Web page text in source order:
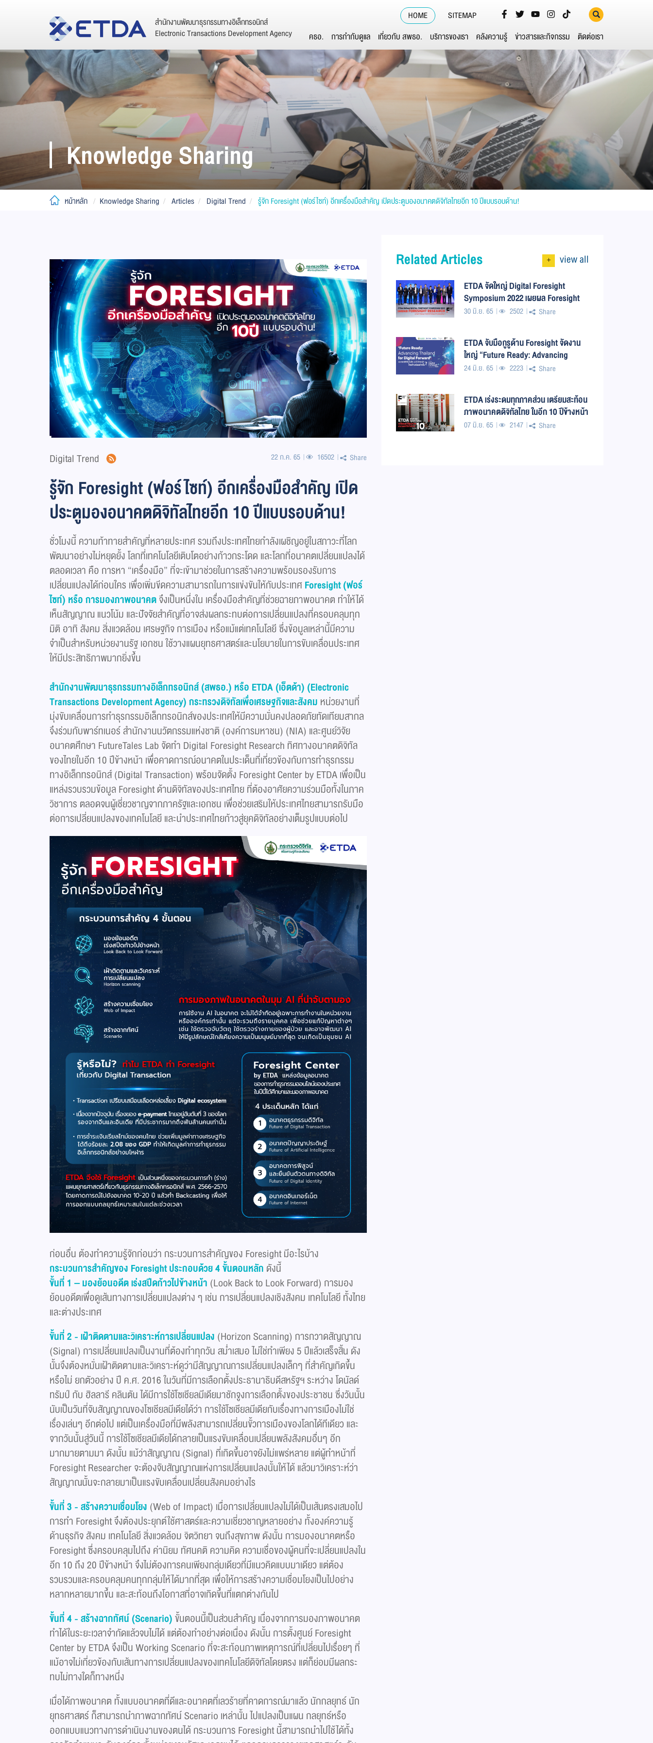
HOME SITEMAP
สำนักงานพัฒนาธุรกรรมทางอิเล็กทรอนิกส์
Electronic Transactions Development Agency
คธอ. การกำกับดูแล เกี่ยวกับ สพธอ. บริการของเรา คลังความรู้ ข่าวสารและกิจกรรม ติดต่อเรา
Knowledge Sharing
หน้าหลัก Knowledge Sharing Articles Digital Trend รู้จัก Foresight (ฟอร์ไซท์) อีกเครื่องมือสำคัญ เปิดประตูมองอนาคตดิจิทัลไทยอีก 10 ปีแบบรอบด้าน!
Digital Trend 22 ก.ค. 65 16502 Share
รู้จัก Foresight (ฟอร์ไซท์) อีกเครื่องมือสำคัญ เปิด
ประตูมองอนาคตดิจิทัลไทยอีก 10 ปีแบบรอบด้าน!
ชั่วโมงนี้ ความท้าทายสำคัญที่หลายประเทศ รวมถึงประเทศไทยกำลังเผชิญอยู่ในสภาวะที่โลก
พัฒนาอย่างไม่หยุดยั้ง โลกที่เทคโนโลยีเติบโตอย่างก้าวกระโดด และโลกที่อนาคตเปลี่ยนแปลงได้
ตลอดเวลา คือ การหา “เครื่องมือ” ที่จะเข้ามาช่วยในการสร้างความพร้อมรองรับการ
เปลี่ยนแปลงได้ก่อนใคร เพื่อเพิ่มขีดความสามารถในการแข่งขันให้กับประเทศForesight (ฟอร์
ไซท์) หรือ การมองภาพอนาคตจึงเป็นหนึ่งใน เครื่องมือสำคัญที่ช่วยฉายภาพอนาคต ทำให้ได้
เห็นสัญญาณ แนวโน้ม และปัจจัยสำคัญที่อาจส่งผลกระทบต่อการเปลี่ยนแปลงที่ครอบคลุมทุก
มิติ อาทิ สังคม สิ่งแวดล้อม เศรษฐกิจ การเมือง หรือแม้แต่เทคโนโลยี ซึ่งข้อมูลเหล่านี้มีความ
จำเป็นสำหรับหน่วยงานรัฐ เอกชน ใช้วางแผนยุทธศาสตร์และนโยบายในการขับเคลื่อนประเทศ
ให้มีประสิทธิภาพมากยิ่งขึ้น
สำนักงานพัฒนาธุรกรรมทางอิเล็กทรอนิกส์ (สพธอ.) หรือ ETDA (เอ็ตด้า) (Electronic
Transactions Development Agency) กระทรวงดิจิทัลเพื่อเศรษฐกิจและสังคม หน่วยงานที่
มุ่งขับเคลื่อนการทำธุรกรรมอิเล็กทรอนิกส์ของประเทศให้มีความมั่นคงปลอดภัยทัดเทียมสากล
จึงร่วมกับพาร์ทเนอร์ สำนักงานนวัตกรรมแห่งชาติ (องค์การมหาชน) (NIA) และศูนย์วิจัย
อนาคตศึกษา FutureTales Lab จัดทำ Digital Foresight Research ทิศทางอนาคตดิจิทัล
ของไทยในอีก 10 ปีข้างหน้า เพื่อคาดการณ์อนาคตในประเด็นที่เกี่ยวข้องกับการทำธุรกรรม
ทางอิเล็กทรอนิกส์ (Digital Transaction) พร้อมจัดตั้ง Foresight Center by ETDA เพื่อเป็น
แหล่งรวบรวมข้อมูล Foresight ด้านดิจิทัลของประเทศไทย ที่ต้องอาศัยความร่วมมือทั้งในภาค
วิชาการ ตลอดจนผู้เชี่ยวชาญจากภาครัฐและเอกชน เพื่อช่วยเสริมให้ประเทศไทยสามารถรับมือ
ต่อการเปลี่ยนแปลงของเทคโนโลยี และนำประเทศไทยก้าวสู่ยุคดิจิทัลอย่างเต็มรูปแบบต่อไป
ก่อนอื่น ต้องทำความรู้จักก่อนว่า กระบวนการสำคัญของ Foresight มีอะไรบ้าง
กระบวนการสำคัญของ Foresight ประกอบด้วย 4 ขั้นตอนหลัก ดังนี้
ขั้นที่ 1 – มองย้อนอดีต เร่งสปีดก้าวไปข้างหน้า (Look Back to Look Forward) การมอง
ย้อนอดีตเพื่อดูเส้นทางการเปลี่ยนแปลงต่าง ๆ เช่น การเปลี่ยนแปลงเชิงสังคม เทคโนโลยี ทั้งไทย
และต่างประเทศ
ขั้นที่ 2 - เฝ้าติดตามและวิเคราะห์การเปลี่ยนแปลง (Horizon Scanning) การกวาดสัญญาณ
(Signal) การเปลี่ยนแปลงเป็นงานที่ต้องทำทุกวัน สม่ำเสมอ ไม่ใช่ทำเพียง 5 ปีแล้วเสร็จสิ้น ดัง
นั้นจึงต้องหมั่นเฝ้าติดตามและวิเคราะห์ดูว่ามีสัญญาณการเปลี่ยนแปลงเล็กๆ ที่สำคัญเกิดขึ้น
หรือไม่ ยกตัวอย่าง ปี ค.ศ. 2016 ในวันที่มีการเลือกตั้งประธานาธิบดีสหรัฐฯ ระหว่าง โดนัลด์
ทรัมป์ กับ ฮิลลารี คลินตัน ได้มีการใช้โซเชียลมีเดียมาชักจูงการเลือกตั้งของประชาชน ซึ่งวันนั้น
นับเป็นวันที่จับสัญญาณของโซเชียลมีเดียได้ว่า การใช้โซเชียลมีเดียกับเรื่องทางการเมืองไม่ใช่
เรื่องเล่นๆ อีกต่อไป แต่เป็นเครื่องมือที่มีพลังสามารถเปลี่ยนขั้วการเมืองของโลกได้ทีเดียว และ
จากวันนั้นสู่วันนี้ การใช้โซเชียลมีเดียได้กลายเป็นแรงขับเคลื่อนเปลี่ยนพลังสังคมอื่นๆ อีก
มากมายตามมา ดังนั้น แม้ว่าสัญญาณ (Signal) ที่เกิดขึ้นอาจยังไม่แพร่หลาย แต่ผู้ทำหน้าที่
Foresight Researcher จะต้องจับสัญญาณแห่งการเปลี่ยนแปลงนั้นให้ได้ แล้วมาวิเคราะห์ว่า
สัญญาณนั้นจะกลายมาเป็นแรงขับเคลื่อนเปลี่ยนสังคมอย่างไร
ขั้นที่ 3 - สร้างความเชื่อมโยง (Web of Impact) เมื่อการเปลี่ยนแปลงไม่ได้เป็นเส้นตรงเสมอไป
การทำ Foresight จึงต้องประยุกต์ใช้ศาสตร์และความเชี่ยวชาญหลายอย่าง ทั้งองค์ความรู้
ด้านธุรกิจ สังคม เทคโนโลยี สิ่งแวดล้อม จิตวิทยา จนถึงสุขภาพ ดังนั้น การมองอนาคตหรือ
Foresight ซึ่งครอบคลุมไปถึง ค่านิยม ทัศนคติ ความคิด ความเชื่อของผู้คนที่จะเปลี่ยนแปลงใน
อีก 10 ถึง 20 ปีข้างหน้า จึงไม่ต้องการคนเพียงกลุ่มเดียวที่มีแนวคิดแบบมาเดียว แต่ต้อง
รวบรวมและครอบคลุมคนทุกกลุ่มให้ได้มากที่สุด เพื่อให้การสร้างความเชื่อมโยงเป็นไปอย่าง
หลากหลายมากขึ้น และสะท้อนถึงโอกาสที่อาจเกิดขึ้นที่แตกต่างกันไป
ขั้นที่ 4 - สร้างฉากทัศน์ (Scenario)ขั้นตอนนี้เป็นส่วนสำคัญ เนื่องจากการมองภาพอนาคต
ทำได้ในระยะเวลาจำกัดแล้วจบไม่ได้ แต่ต้องทำอย่างต่อเนื่อง ดังนั้น การตั้งศูนย์ Foresight
Center by ETDA จึงเป็น Working Scenario ที่จะสะท้อนภาพเหตุการณ์ที่เปลี่ยนไปเรื่อยๆ ที่
แม้อาจไม่เกี่ยวข้องกับเส้นทางการเปลี่ยนแปลงของเทคโนโลยีดิจิทัลโดยตรง แต่ก็ย่อมมีผลกระ
ทบไม่ทางใดก็ทางหนึ่ง
เมื่อได้ภาพอนาคต ทั้งแบบอนาคตที่ดีและอนาคตที่เลวร้ายที่คาดการณ์มาแล้ว นักกลยุทธ์ นัก
ยุทธศาสตร์ ก็สามารถนำภาพฉากทัศน์ Scenario เหล่านั้น ไปแปลงเป็นแผน กลยุทธ์หรือ
ออกแบบแนวทางการดำเนินงานของตนได้ กระบวนการ Foresight นี้สามารถนำไปใช้ได้ทั้ง
Related Articles + view all
ETDA จัดใหญ่ Digital Foresight
Symposium 2022 เผยผล Foresight
Research ฉายภาพอนาคตดิจิทัลใน
30 มิ.ย. 65 2502 Share
ETDA จับมือกูรูด้าน Foresight จัดงาน
ใหญ่ “Future Ready: Advancing
Thailand for the Digital Forward”
หน้า ไทยก้าวต่ออย่างไร
24 มิ.ย. 65 2223 Share
ETDA เร่งระดมทุกภาคส่วน เตรียมสะท้อน
ภาพอนาคตดิจิทัลไทย ในอีก 10 ปีข้างหน้า
07 มิ.ย. 65 2147 Share